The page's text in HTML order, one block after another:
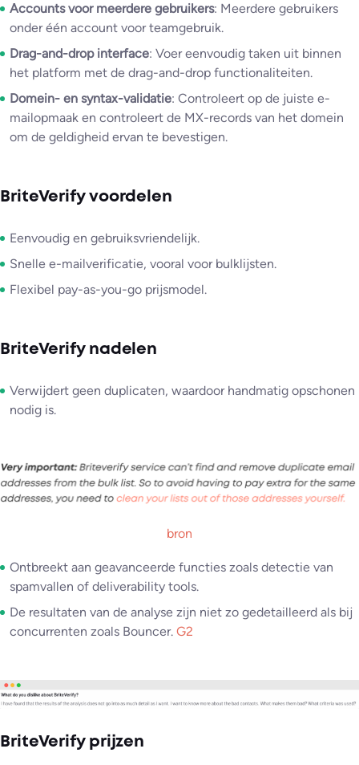
Accounts voor meerdere gebruikers: Meerdere gebruikers
onder één account voor teamgebruik.
Drag-and-drop interface: Voer eenvoudig taken uit binnen
het platform met de drag-and-drop functionaliteiten.
Domein- en syntax-validatie: Controleert op de juiste e-
mailopmaak en controleert de MX-records van het domein
om de geldigheid ervan te bevestigen.
BriteVerify voordelen
Eenvoudig en gebruiksvriendelijk.
Snelle e-mailverificatie, vooral voor bulklijsten.
Flexibel pay-as-you-go prijsmodel.
BriteVerify nadelen
Verwijdert geen duplicaten, waardoor handmatig opschonen
nodig is.
bron
Ontbreekt aan geavanceerde functies zoals detectie van
spamvallen of deliverability tools.
De resultaten van de analyse zijn niet zo gedetailleerd als bij
concurrenten zoals Bouncer. G2
BriteVerify prijzen